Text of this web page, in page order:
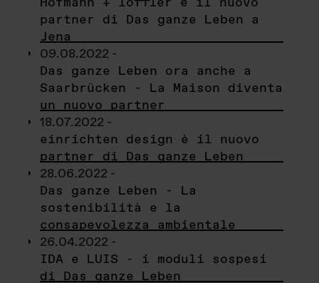
partner di Das ganze Leben a
Jena
09.08.2022 -
Das ganze Leben ora anche a
Saarbrücken - La Maison diventa
un nuovo partner
18.07.2022 -
einrichten design è il nuovo
partner di Das ganze Leben
28.06.2022 -
Das ganze Leben - La
sostenibilità e la
consapevolezza ambientale
26.04.2022 -
IDA e LUIS - i moduli sospesi
di Das ganze Leben